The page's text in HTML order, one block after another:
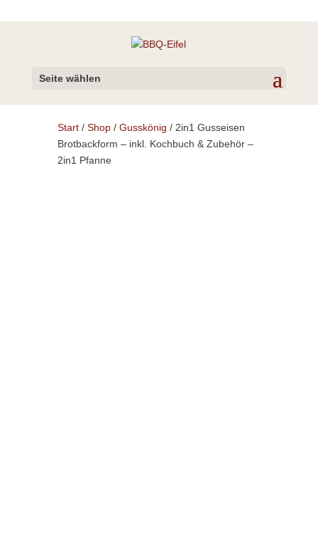
Seite wählen
Start/ Shop/ Gusskönig / 2in1 Gusseisen
Brotbackform – inkl. Kochbuch & Zubehör –
2in1 Pfanne